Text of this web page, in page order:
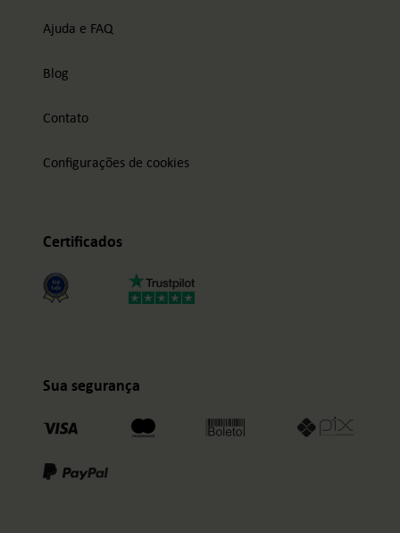
Ajuda e FAQ
Blog
Contato
Configurações de cookies
Certificados
Sua segurança